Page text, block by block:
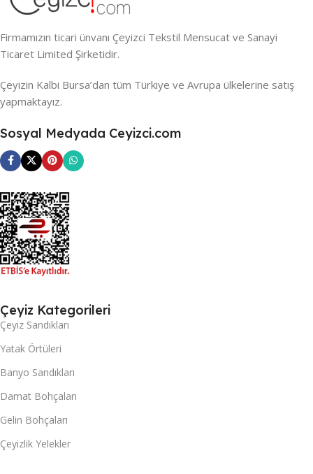
Firmamızın ticari ünvanı Çeyizci Tekstil Mensucat ve Sanayi
Ticaret Limited Şirketidir.
Çeyizin Kalbi Bursa’dan tüm Türkiye ve Avrupa ülkelerine satış
yapmaktayız.
Sosyal Medyada Ceyizci.com
Çeyiz Kategorileri
Çeyiz Sandıkları
Yatak Örtüleri
Banyo Sandıkları
Damat Bohçaları
Gelin Bohçaları
Çeyizlik Yelekler